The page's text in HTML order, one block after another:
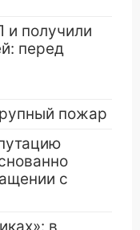
и получили
перед
пожар
с